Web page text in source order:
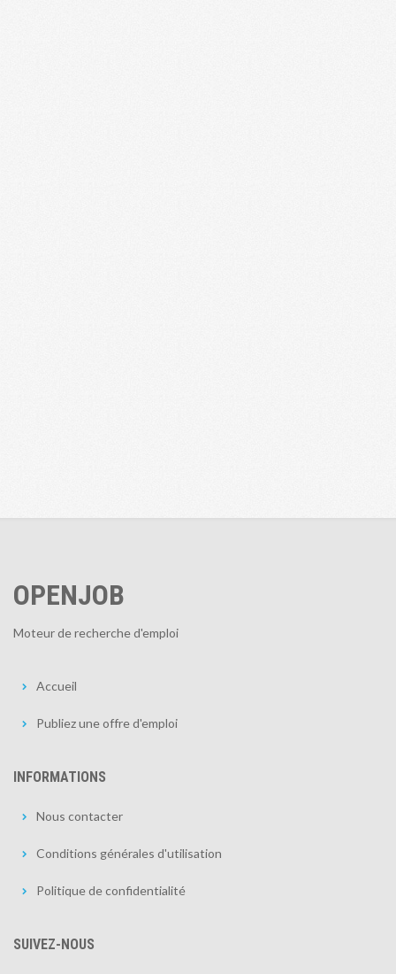
OPENJOB
Moteur de recherche d'emploi
Accueil
Publiez une offre d'emploi
INFORMATIONS
Nous contacter
Conditions générales d'utilisation
Politique de confidentialité
SUIVEZ-NOUS